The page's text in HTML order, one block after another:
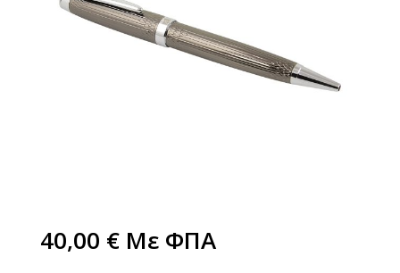
40,00 € Με ΦΠΑ